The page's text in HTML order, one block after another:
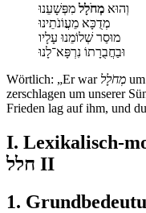
וְהוּא מְחֹלָל מִפְּשָׁעֵנוּ
מְדֻכָּא מֵעֲוֹנֹתֵינוּ
מוּסַר שְׁלוֹמֵנוּ עָלָיו
וּבַחֲבֻרָתוֹ נִרְפָּא־לָנוּ
Wörtlich: „Er war מְחֹלָל
zerschlagen um unserer
Frieden lag auf ihm, und
I. Lexikalisch-
חלל II
1.